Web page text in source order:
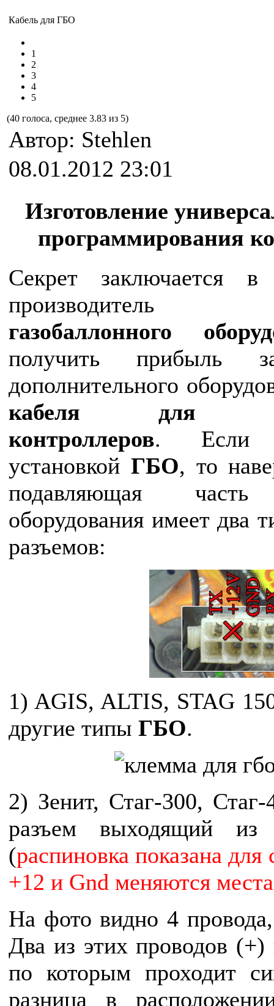
Кабель для ГБО
1
2
3
4
5
(40 голоса, среднее 3.83 из 5)
Автор: Stehlen
08.01.2012 23:01
Изготовление
программирования
Секрет заключается
газобаллонного
получить прибыль
дополнительного
кабеля для
контроллеров. Если
установкой ГБО, то
подавляющая часть
оборудования имеет два
разъемов:
1) AGIS, ALTIS, STAG
другие типы ГБО.
2) Зенит, Стаг-300,
разъем выходящий из
(распиновка показана
+12 и Gnd меняются
На фото видно 4
Два из этих проводов
по которым проходит
разница в